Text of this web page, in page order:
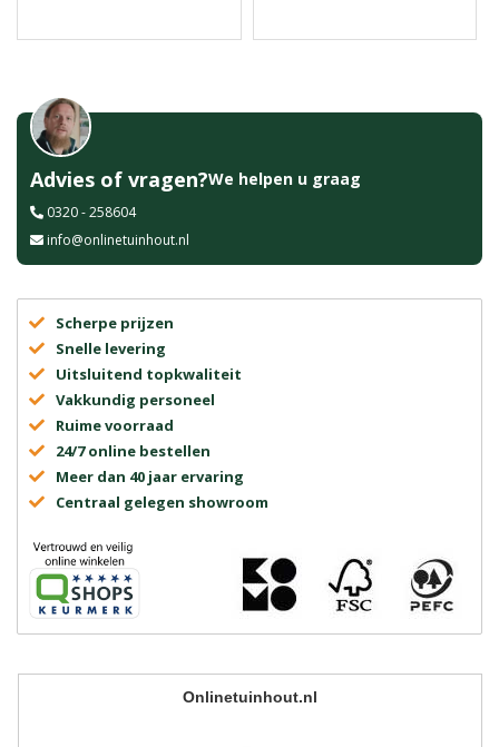
Advies of vragen?We helpen u graag
0320 - 258604
info@onlinetuinhout.nl
Scherpe prijzen
Snelle levering
Uitsluitend topkwaliteit
Vakkundig personeel
Ruime voorraad
24/7 online bestellen
Meer dan 40 jaar ervaring
Centraal gelegen showroom
Onlinetuinhout.nl